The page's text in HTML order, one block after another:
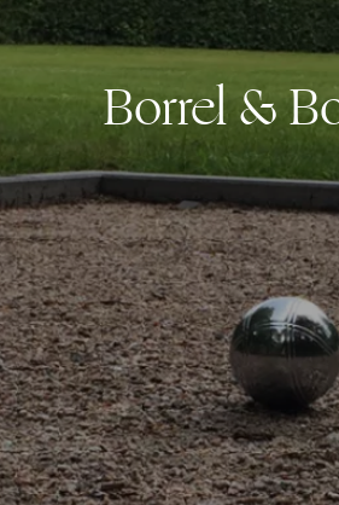
ARRANGEMENTEN
ALLES OP ÉÉN LOCATIE
VOORBEELDOFFERTE
BRUIDSSUITE
TROUWLOCATIE ROUTE
ARRANGEMENTEN
ACTIVITEITEN
CONGRES OF CONFERENTIE
EVENEMENT
VERGADERING
VERGADEREN MET OVERNACHTING
ZALEN
JUBILEUM
FEEST
CONCERT
GROEPSDINER
UITVAART EN CONDOLEANCE
OVER KASTEEL DE VANENBURG
GESCHIEDENIS
ONS TEAM
AGENDA
PLATTEGROND
VERHALEN
IN DE OMGEVING
HUISREGELS EN VEELGESTELDE VRAGEN
Vanenburgerallee 13
3882 RH Putten
Route plannen
0341
Borrel &